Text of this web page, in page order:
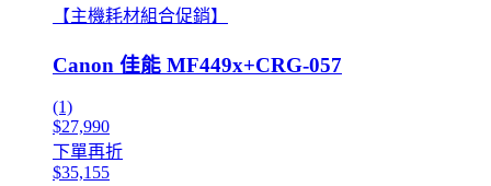
【主機耗材組合促銷】
Canon 佳能 MF449x+CRG-057
(1)
$27,990
下單再折
$35,155